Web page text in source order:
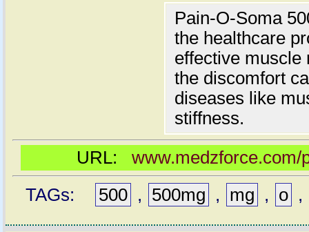
Pain-O-Soma
the healthcare
effective muscle
the discomfort
diseases like
stiffness.
URL: www.medzforce.com/
TAGs:
500 , 500mg , mg , o ,